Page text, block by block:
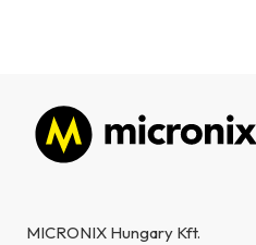
Lábléc
MICRONIX Hungary Kft.